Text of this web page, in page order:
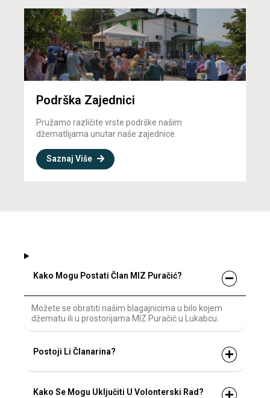
Podrška Zajednici
Pružamo različite vrste podrške našim
džematlijama unutar naše zajednice.
Saznaj Više
Kako Mogu Postati Član MIZ Puračić?
Možete se obratiti našim blagajnicima u bilo kojem
džematu ili u prostorijama MIZ Puračić u Lukabcu.
Postoji Li Članarina?
Kako Se Mogu Uključiti U Volonterski Rad?